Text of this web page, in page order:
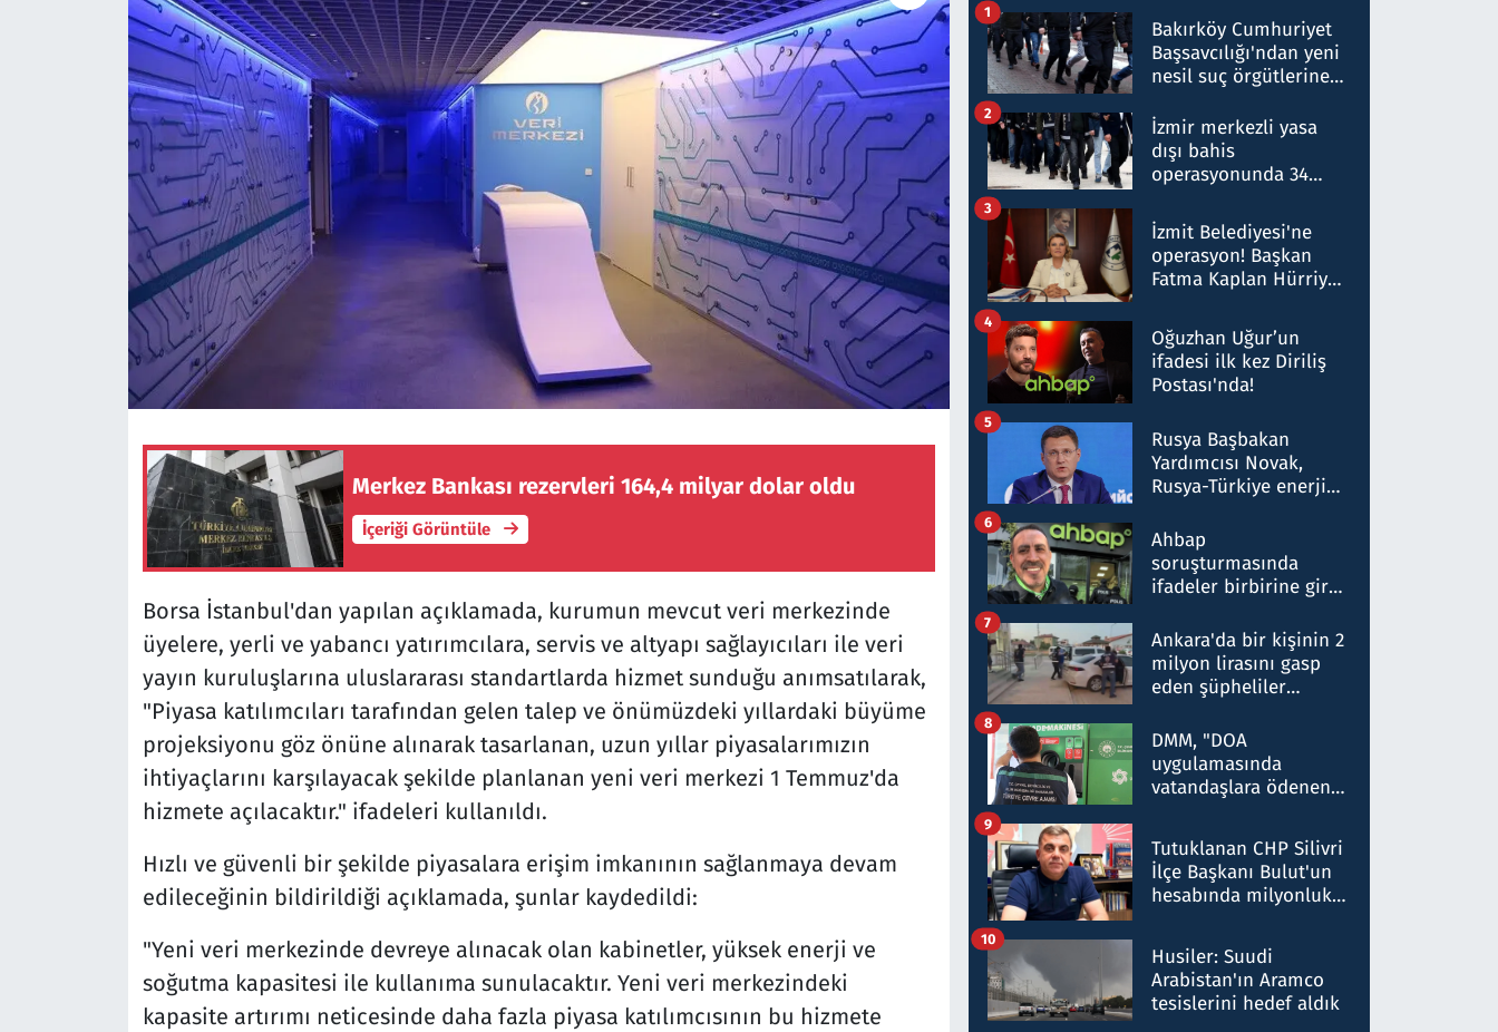
Merkez Bankası rezervleri 164,4 milyar dolar oldu
İçeriği Görüntüle
Borsa İstanbul'dan yapılan açıklamada, kurumun mevcut veri merkezinde
üyelere, yerli ve yabancı yatırımcılara, servis ve altyapı sağlayıcıları ile veri
yayın kuruluşlarına uluslararası standartlarda hizmet sunduğu anımsatılarak,
"Piyasa katılımcıları tarafından gelen talep ve önümüzdeki yıllardaki büyüme
projeksiyonu göz önüne alınarak tasarlanan, uzun yıllar piyasalarımızın
ihtiyaçlarını karşılayacak şekilde planlanan yeni veri merkezi 1 Temmuz'da
hizmete açılacaktır." ifadeleri kullanıldı.
Hızlı ve güvenli bir şekilde piyasalara erişim imkanının sağlanmaya devam
edileceğinin bildirildiği açıklamada, şunlar kaydedildi:
"Yeni veri merkezinde devreye alınacak olan kabinetler, yüksek enerji ve
soğutma kapasitesi ile kullanıma sunulacaktır. Yeni veri merkezindeki
kapasite artırımı neticesinde daha fazla piyasa katılımcısının bu hizmete
Bakırköy Cumhuriyet
Başsavcılığı'ndan yeni
nesil suç örgütlerine
hakkında gözaltı kararı
1
İzmir merkezli yasa
dışı bahis
operasyonunda 34
Milyar liralık para
trafiği tespit edildi
2
İzmit Belediyesi'ne
operasyon! Başkan
Fatma Kaplan Hürriyet
3
Oğuzhan Uğur’un
ifadesi ilk kez Diriliş
Postası'nda!
4
Rusya Başbakan
Yardımcısı Novak,
Rusya-Türkiye enerji
nitelikte olduğunu
belirtti
5
Ahbap
soruşturmasında
ifadeler birbirine girdi:
ifadelerinden ortaya
çıkan tablo şok etti
6
Ankara'da bir kişinin 2
milyon lirasını gasp
eden şüpheliler
7
DMM, "DOA
uygulamasında
vatandaşlara ödenen
düşürüldüğü" iddiasını
yalanladı
8
Tutuklanan CHP Silivri
İlçe Başkanı Bulut'un
hesabında milyonluk
talimat verdi, ben
gönderdim
9
Husiler: Suudi
Arabistan'ın Aramco
tesislerini hedef aldık
10